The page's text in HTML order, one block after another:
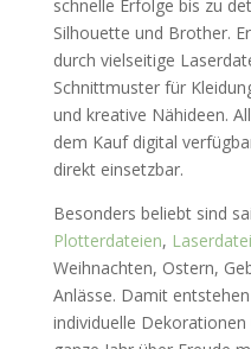
schnelle Erfolge bis zu
Silhouette und Brother.
durch vielseitige
Schnittmuster für
und kreative Nähideen.
dem Kauf digital
direkt einsetzbar.
Besonders beliebt sind
Plotterdateien,
Weihnachten, Ostern,
Anlässe. Damit
individuelle